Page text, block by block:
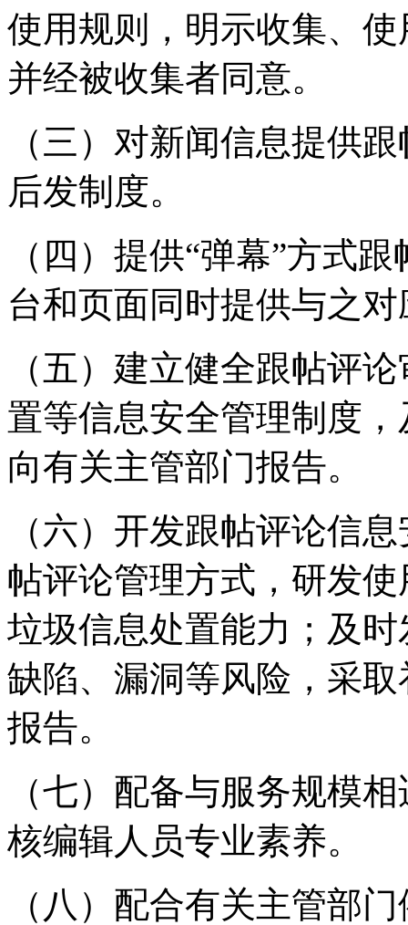
使用规则，明示收集、
并经被收集者同意。
（三）对新闻信息提供
后发制度。
（四）提供“弹幕”方式
台和页面同时提供与之
（五）建立健全跟帖评
置等信息安全管理制度
向有关主管部门报告。
（六）开发跟帖评论信
帖评论管理方式，研发
垃圾信息处置能力；及
缺陷、漏洞等风险，采
报告。
（七）配备与服务规模
核编辑人员专业素养。
（八）配合有关主管部